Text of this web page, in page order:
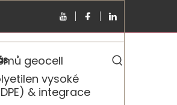
geocell
vysoké
& integrace